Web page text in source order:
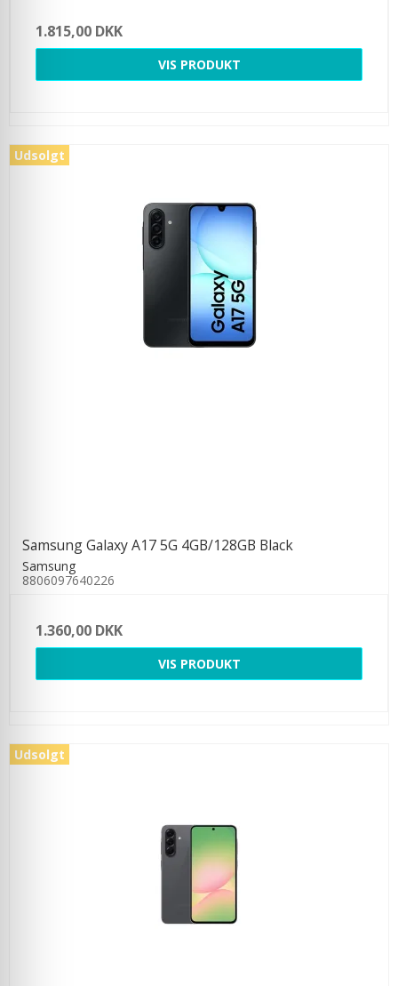
1.815,00 DKK
VIS PRODUKT
Udsolgt
Samsung Galaxy A17 5G 4GB/128GB Black
Samsung
8806097640226
1.360,00 DKK
VIS PRODUKT
Udsolgt